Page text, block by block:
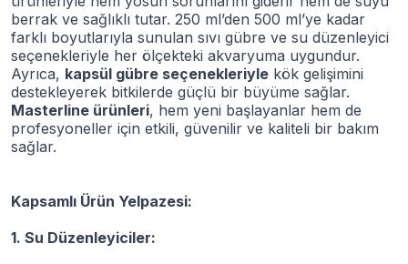
berrak ve sağlıklı tutar. 250 ml’den 500 ml’ye kadar
farklı boyutlarıyla sunulan sıvı gübre ve su düzenleyici
seçenekleriyle her ölçekteki akvaryuma uygundur.
Ayrıca, kapsül gübre seçenekleriyle kök gelişimini
destekleyerek bitkilerde güçlü bir büyüme sağlar.
Masterline ürünleri, hem yeni başlayanlar hem de
profesyoneller için etkili, güvenilir ve kaliteli bir bakım
sağlar.
Kapsamlı Ürün Yelpazesi:
1. Su Düzenleyiciler: